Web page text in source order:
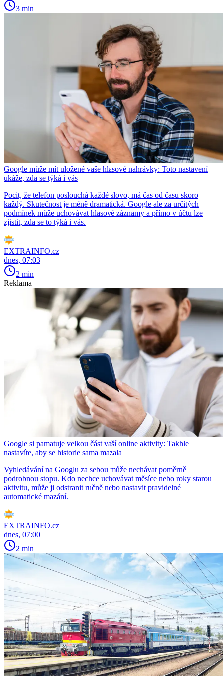
3 min
Google může mít uložené vaše hlasové nahrávky: Toto nastavení
ukáže, zda se týká i vás
Pocit, že telefon poslouchá každé slovo, má čas od času skoro
každý. Skutečnost je méně dramatická. Google ale za určitých
podmínek může uchovávat hlasové záznamy a přímo v účtu lze
zjistit, zda se to týká i vás.
EXTRAINFO.cz
dnes, 07:03
2 min
Reklama
Google si pamatuje velkou část vaší online aktivity: Takhle
nastavíte, aby se historie sama mazala
Vyhledávání na Googlu za sebou může nechávat poměrně
podrobnou stopu. Kdo nechce uchovávat měsíce nebo roky starou
aktivitu, může ji odstranit ručně nebo nastavit pravidelné
automatické mazání.
EXTRAINFO.cz
dnes, 07:00
2 min